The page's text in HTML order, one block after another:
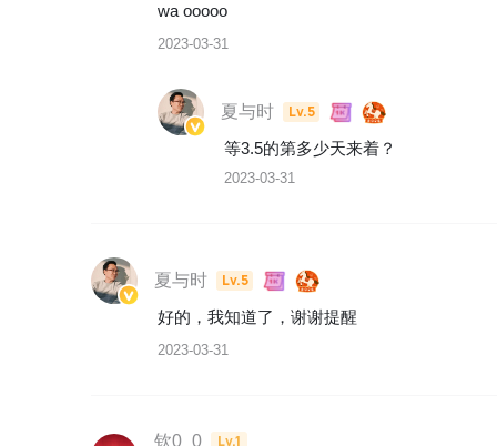
wa ooooo
2023-03-31
夏与时
Lv.5
等3.5的第多少天来着？
2023-03-31
夏与时
Lv.5
好的，我知道了，谢谢提醒
2023-03-31
钦0_0 Lv.1